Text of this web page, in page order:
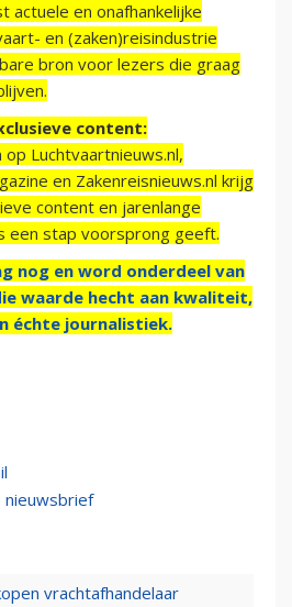
actuele en onafhankelijke
en (zaken)reisindustrie
bron voor lezers die graag
content:
Luchtvaartnieuws.nl,
en Zakenreisnieuws.nl krijg
content en jarenlange
een stap voorsprong geeft.
nog en word onderdeel van
waarde hecht aan kwaliteit,
échte journalistiek.
nieuwsbrief
vrachtafhandelaar